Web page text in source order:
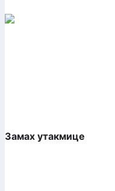
Замах утакмице